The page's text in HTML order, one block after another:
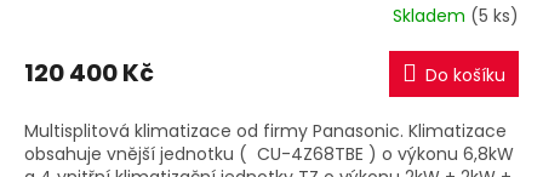
M
A
Skladem (5 ks)
120 400 Kč Do košíku
Multisplitová klimatizace od firmy Panasonic. Klimatizace
obsahuje vnější jednotku ( CU-4Z68TBE ) o výkonu 6,8kW